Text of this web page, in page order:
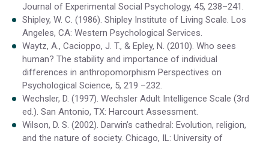
Journal of Experimental Social Psychology, 45, 238–241.
Shipley, W. C. (1986). Shipley Institute of Living Scale. Los
Angeles, CA: Western Psychological Services.
Waytz, A., Cacioppo, J. T., & Epley, N. (2010). Who sees
human? The stability and importance of individual
differences in anthropomorphism Perspectives on
Psychological Science, 5, 219 –232.
Wechsler, D. (1997). Wechsler Adult Intelligence Scale (3rd
ed.). San Antonio, TX: Harcourt Assessment.
Wilson, D. S. (2002). Darwin’s cathedral: Evolution, religion,
and the nature of society. Chicago, IL: University of